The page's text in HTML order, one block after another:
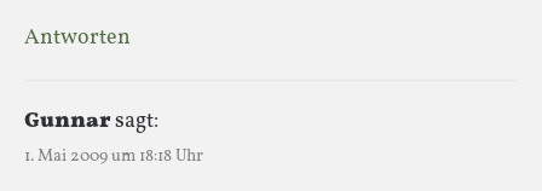
Antworten
Gunnarsagt:
1. Mai 2009 um 18:18 Uhr